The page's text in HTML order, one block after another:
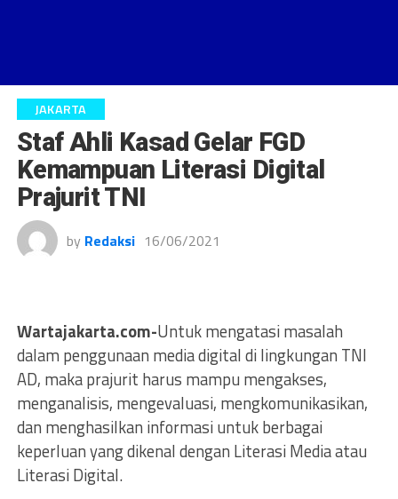
JAKARTA
Staf Ahli Kasad Gelar FGD
Kemampuan Literasi Digital
Prajurit TNI
by Redaksi 16/06/2021
Wartajakarta.com-Untuk mengatasi masalah
dalam penggunaan media digital di lingkungan TNI
AD, maka prajurit harus mampu mengakses,
menganalisis, mengevaluasi, mengkomunikasikan,
dan menghasilkan informasi untuk berbagai
keperluan yang dikenal dengan Literasi Media atau
Literasi Digital.